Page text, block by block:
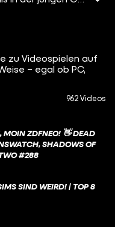
zu Videospielen auf
– egal ob PC,
962 Videos
MOIN ZDFNEO! 👋 DEAD
SHADOWS OF
#288
SIND WEIRD! | TOP 8